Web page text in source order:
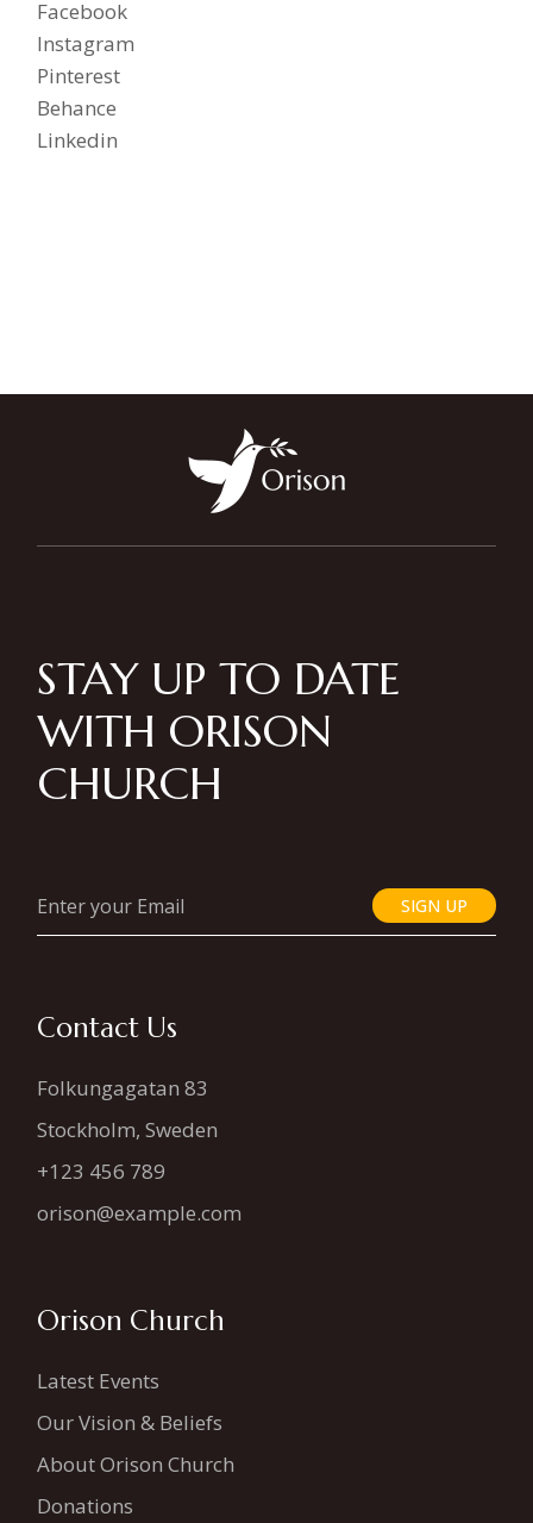
Facebook
Instagram
Pinterest
Behance
Linkedin
STAY UP TO DATE
WITH ORISON
CHURCH
SIGN UP
Contact Us
Folkungagatan 83
Stockholm, Sweden
+123 456 789
orison@example.com
Orison Church
Latest Events
Our Vision & Beliefs
About Orison Church
Donations